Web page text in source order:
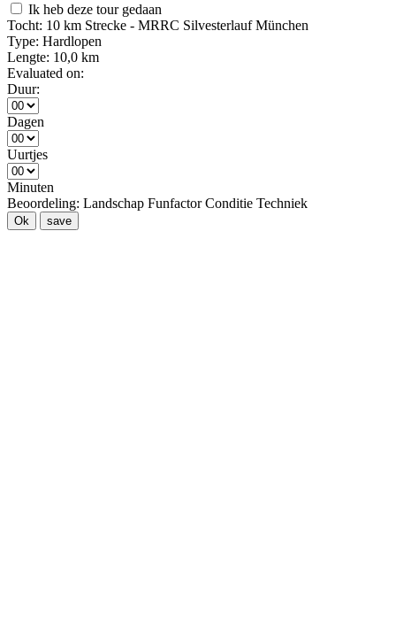
Ik heb deze tour gedaan
Tocht: 10 km Strecke - MRRC Silvesterlauf München
Type: Hardlopen
Lengte: 10,0 km
Evaluated on:
Duur:
Dagen
Uurtjes
Minuten
Beoordeling: Landschap Funfactor Conditie Techniek
Ok save